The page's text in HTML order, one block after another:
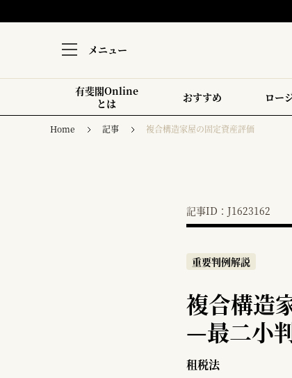
メニュー
有斐閣Online
とは
おすすめ ロー
Home 記事 複合構造家屋の固定資産評価
記事ID：J1623162
重要判例解説
複合構造
—最二小
租税法